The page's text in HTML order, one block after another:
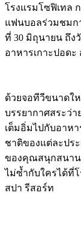
โรงแรมโซฟิเทล
แฟนบอลร่วมชมก
ที่ 30 มิถุนายน ถึง
อาหารเกาะปอด
ด้วยจอทีวีขนาดใ
บรรยากาศสระว่
เต็มอิ่มไปกับอาห
ชาติของแต่ละปร
ของคุณสนุกสนาน
ไม่ซ้ำกับใครได้ที่
สปา รีสอร์ท